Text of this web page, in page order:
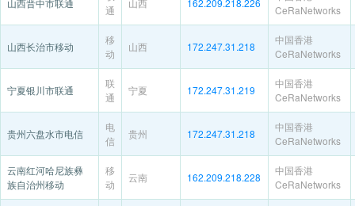
山西晋中市联通
通
山西 162.209.218.226
CeRaNetworks
山西长治市移动
移
动
山西 172.247.31.218
中国香港
CeRaNetworks
宁夏银川市联通
联
通
宁夏 172.247.31.219
中国香港
CeRaNetworks
贵州六盘水市电信
电
信
贵州 172.247.31.218
中国香港
CeRaNetworks
云南红河哈尼族彝
族自治州移动
移
动
云南 162.209.218.228
中国香港
CeRaNetworks